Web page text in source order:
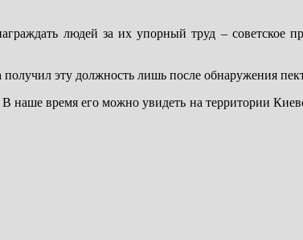
людей за их упорный труд – советское
эту должность лишь после обнаружения
наше время его можно увидеть на территории